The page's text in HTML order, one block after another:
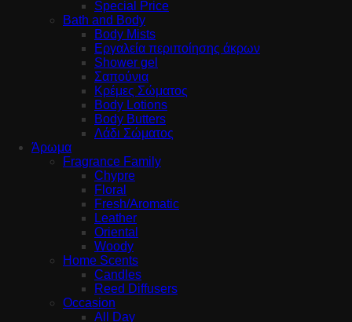
Special Price
Bath and Body
Body Mists
Εργαλεία περιποίησης άκρων
Shower gel
Σαπούνια
Κρέμες Σώματος
Body Lotions
Body Butters
Λάδι Σώματος
Άρωμα
Fragrance Family
Chypre
Floral
Fresh/Aromatic
Leather
Oriental
Woody
Home Scents
Candles
Reed Diffusers
Occasion
All Day